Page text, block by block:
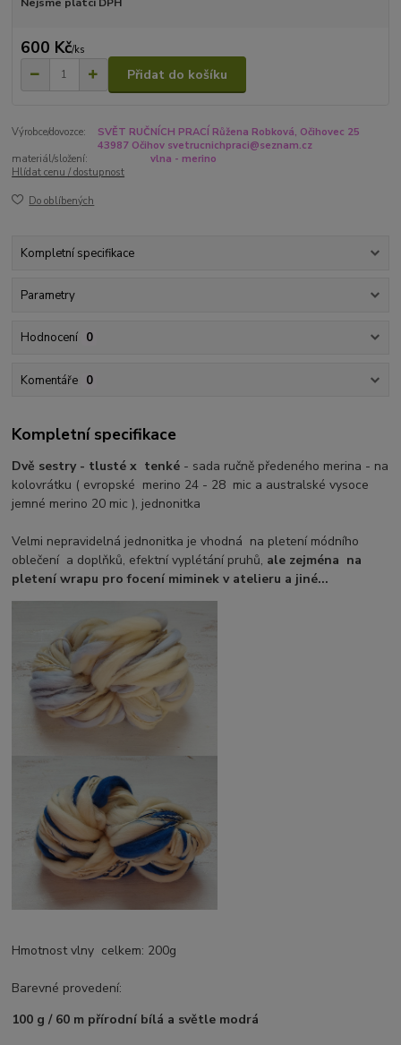
600 Kč/ks
Přidat do košíku
Výrobce/dovozce:
SVĚT RUČNÍCH PRACÍ Růžena Robková, Očihovec 25
43987 Očihov svetrucnichpraci@seznam.cz
materiál/složení:
vlna - merino
Hlídat cenu / dostupnost
Do oblíbených
Kompletní specifikace
Parametry
Hodnocení 0
Komentáře 0
Kompletní specifikace
Dvě sestry - tlusté x tenké - sada ručně předeného merina - na
kolovrátku ( evropské merino 24 - 28 mic a australské vysoce
jemné merino 20 mic ), jednonitka
Velmi nepravidelná jednonitka je vhodná na pletení módního
oblečení a doplňků, efektní vyplétání pruhů, ale zejména na
pletení wrapu pro focení miminek v atelieru a jiné...
Hmotnost vlny celkem: 200g
Barevné provedení:
100 g / 60 m přírodní bílá a světle modrá